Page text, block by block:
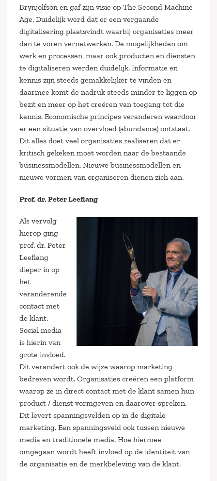
Brynjolfson en gaf zijn visie op The Second Machine
Age. Duidelijk werd dat er een vergaande
digitalisering plaatsvindt waarbij organisaties meer
dan te voren vernetwerken. De mogelijkheden om
werk en processen, maar ook producten en diensten
te digitaliseren werden duidelijk. Informatie en
kennis zijn steeds gemakkelijker te vinden en
daarmee komt de nadruk steeds minder te liggen op
bezit en meer op het creëren van toegang tot die
kennis. Economische principes veranderen waardoor
er een situatie van overvloed (abundance) ontstaat.
Dit alles doet veel organisaties realiseren dat er
kritisch gekeken moet worden naar de bestaande
businessmodellen. Nieuwe businessmodellen en
nieuwe vormen van organiseren dienen zich aan.
Prof. dr. Peter Leeflang
Als vervolg
hierop ging
prof. dr. Peter
Leeflang
dieper in op
het
veranderende
contact met
de klant.
Social media
is hierin van
grote invloed.
Dit verandert ook de wijze waarop marketing
bedreven wordt. Organisaties creëren een platform
waarop ze in direct contact met de klant samen hun
product / dienst vormgeven en daarover spreken.
Dit levert spanningsvelden op in de digitale
marketing. Een spanningsveld ook tussen nieuwe
media en traditionele media. Hoe hiermee
omgegaan wordt heeft invloed op de identiteit van
de organisatie en de merkbeleving van de klant.